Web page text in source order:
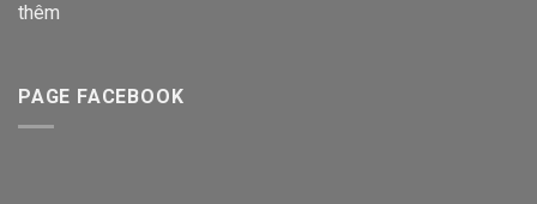
thêm
PAGE FACEBOOK